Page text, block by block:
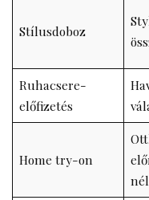
Stílusdoboz
Ruhacsere-
előfizetés
Home try-on